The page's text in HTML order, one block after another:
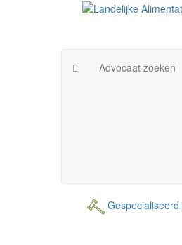
Advocaat zoeken